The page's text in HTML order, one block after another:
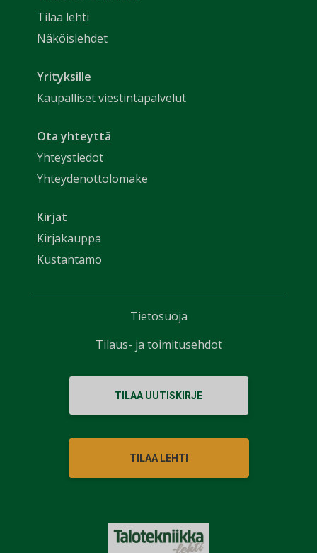
Tilaa lehti
Näköislehdet
Yrityksille
Kaupalliset viestintäpalvelut
Ota yhteyttä
Yhteystiedot
Yhteydenottolomake
Kirjat
Kirjakauppa
Kustantamo
TILAA UUTISKIRJE
TILAA LEHTI
Tietosuoja
Tilaus- ja toimitusehdot